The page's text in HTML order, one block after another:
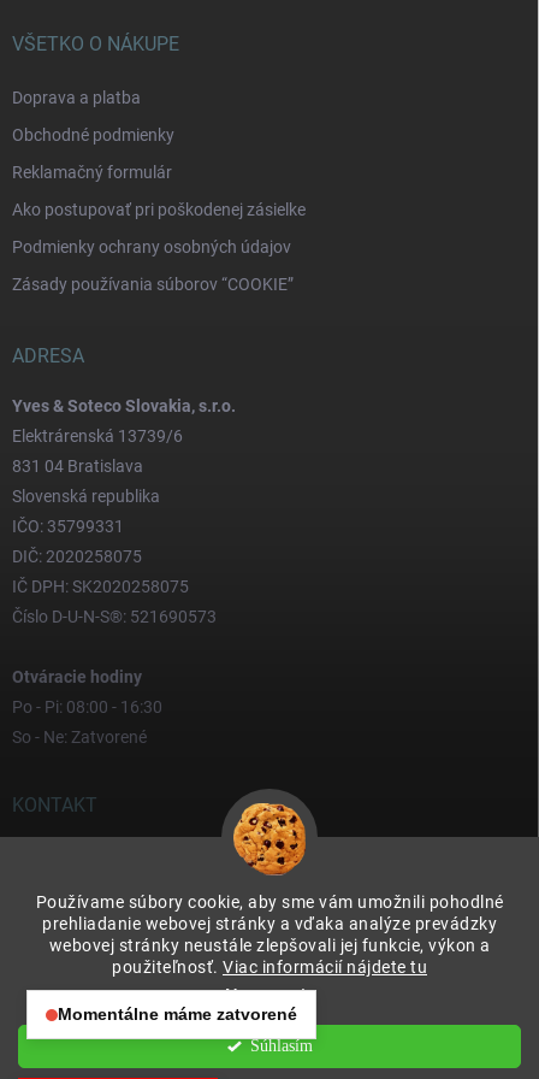
Používame súbory cookie, aby sme vám umožnili pohodlné
prehliadanie webovej stránky a vďaka analýze prevádzky
webovej stránky neustále zlepšovali jej funkcie, výkon a
použiteľnosť. Viac informácií nájdete tu
Nastavenie
Súhlasím
VŠETKO O NÁKUPE
Doprava a platba
Obchodné podmienky
Reklamačný formulár
Ako postupovať pri poškodenej zásielke
Podmienky ochrany osobných údajov
Zásady používania súborov “COOKIE”
ADRESA
Yves & Soteco Slovakia, s.r.o.
Elektrárenská 13739/6
831 04 Bratislava
Slovenská republika
IČO: 35799331
DIČ: 2020258075
IČ DPH: SK2020258075
Číslo D-U-N-S®: 521690573
Otváracie hodiny
Po - Pi: 08:00 - 16:30
So - Ne: Zatvorené
KONTAKT
0917 000 000
Yves & Soteco Slovakia s.r.o.
Upraviť nastavenie cookies
Momentálne máme zatvorené
Otváracie hodiny: